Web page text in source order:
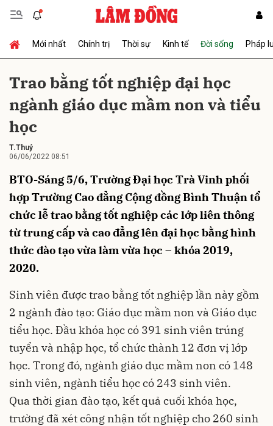
Mới nhất Chính trị Thời sự Kinh tế Đời sống Pháp
Trao bằng tốt nghiệp đại học
ngành giáo dục mầm non và tiểu
học
T.Thuỷ
06/06/2022 08:51
BTO-Sáng 5/6, Trường Đại học Trà Vinh phối
hợp Trường Cao đẳng Cộng đồng Bình Thuận tổ
chức lễ trao bằng tốt nghiệp các lớp liên thông
từ trung cấp và cao đẳng lên đại học bằng hình
thức đào tạo vừa làm vừa học – khóa 2019,
2020.
Sinh viên được trao bằng tốt nghiệp lần này gồm
2 ngành đào tạo: Giáo dục mầm non và Giáo dục
tiểu học. Đầu khóa học có 391 sinh viên trúng
tuyển và nhập học, tổ chức thành 12 đơn vị lớp
học. Trong đó, ngành giáo dục mầm non có 148
sinh viên, ngành tiểu học có 243 sinh viên.
Qua thời gian đào tạo, kết quả cuối khóa học,
trường đã xét công nhận tốt nghiệp cho 260 sinh
Gửi bình luận
Hủy Gửi